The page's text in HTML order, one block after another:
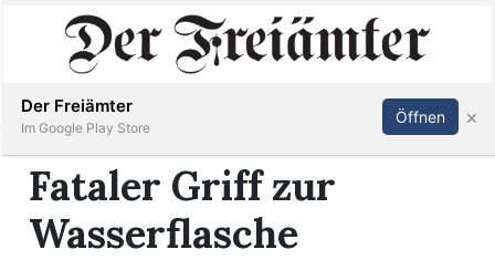
Immobilien
Inserieren Abonnieren Anmelden
Fataler Griff zur
Wasserflasche
Der Freiämter
Im Google Play Store
Öffnen ×